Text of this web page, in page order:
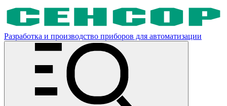
Разработка и производство приборов для автоматизации